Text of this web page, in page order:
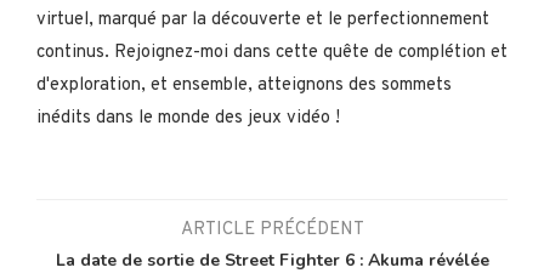
virtuel, marqué par la découverte et le perfectionnement
continus. Rejoignez-moi dans cette quête de complétion et
d'exploration, et ensemble, atteignons des sommets
inédits dans le monde des jeux vidéo !
ARTICLE PRÉCÉDENT
La date de sortie de Street Fighter 6 : Akuma révélée